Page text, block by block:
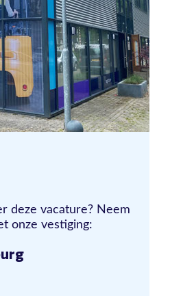
deze vacature? Neem
onze vestiging: